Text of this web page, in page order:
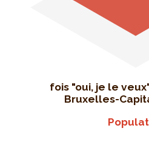
fois "oui, je le
Bruxelles-